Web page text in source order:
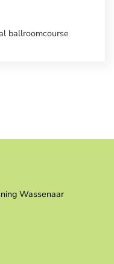
ballroomcourse
Wassenaar